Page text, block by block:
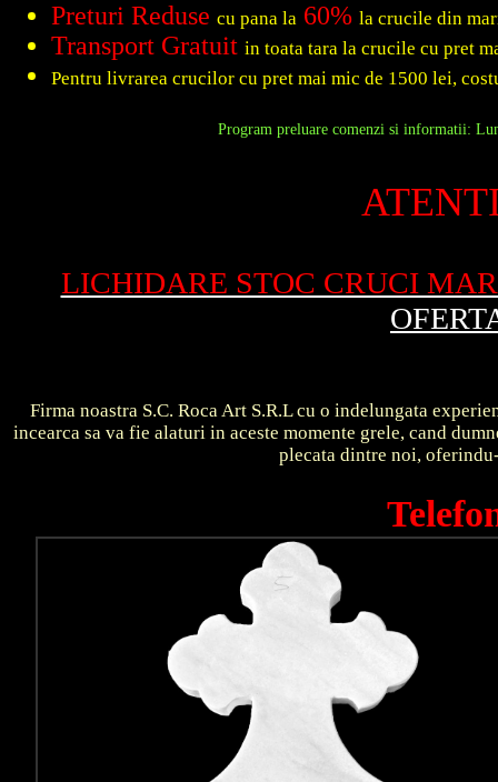
Preturi Reduse cu pana la 60% la crucile din
Transport Gratuit in toata tara la crucile cu pret
Pentru livrarea crucilor cu pret mai mic de 1500 lei,
Program preluare comenzi si informatii:
LICHIDARE STOC CRUCI
Firma noastra S.C. Roca Art S.R.L cu o indelungata
incearca sa va fie alaturi in aceste momente grele, cand
plecata dintre noi,